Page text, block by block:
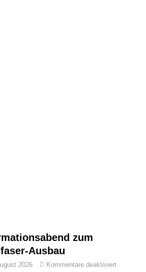
zum
Ausbau
2026 Kommentare deaktiviert